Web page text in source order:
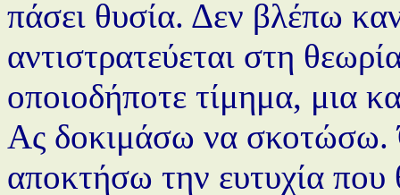
πάσει θυσία. Δεν βλέπω
αντιστρατεύεται στη
οποιοδήποτε τίμημα, μια
Ας δοκιμάσω να σκοτώσω.
αποκτήσω την ευτυχία που